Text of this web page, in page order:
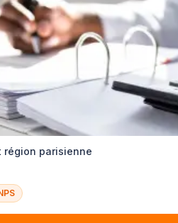
région parisienne